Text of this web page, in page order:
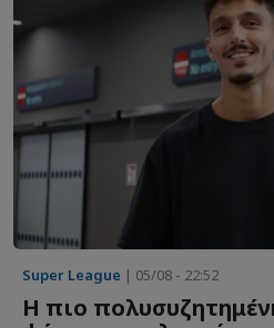
Super League | 05/08 - 22:52
Η πιο